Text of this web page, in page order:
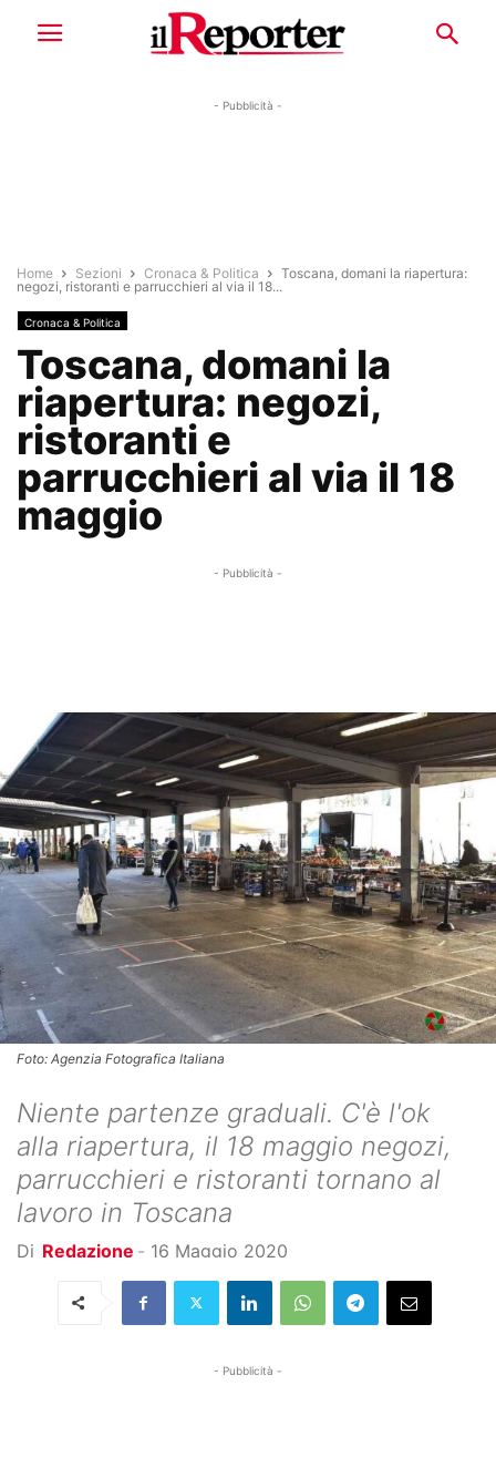
- Pubblicità -
Home Sezioni Cronaca & Politica
Toscana, domani la riapertura:
negozi, ristoranti e parrucchieri al via il 18...
Cronaca & Politica
Toscana, domani la
riapertura: negozi,
ristoranti e
parrucchieri al via il 18
maggio
- Pubblicità -
Foto: Agenzia Fotografica Italiana
Niente partenze graduali. C'è l'ok
alla riapertura, il 18 maggio negozi,
parrucchieri e ristoranti tornano al
lavoro in Toscana
Di Redazione - 16 Maggio 2020
- Pubblicità -